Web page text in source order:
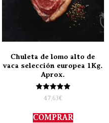
Chuleta de lomo alto de
vaca selección europea 1Kg.
Aprox.
Valorado
con
de 5
47,63€
COMPRAR